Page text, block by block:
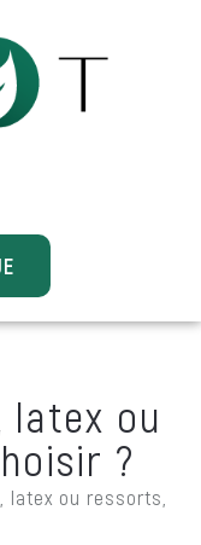
latex ou
?
latex ou ressorts,